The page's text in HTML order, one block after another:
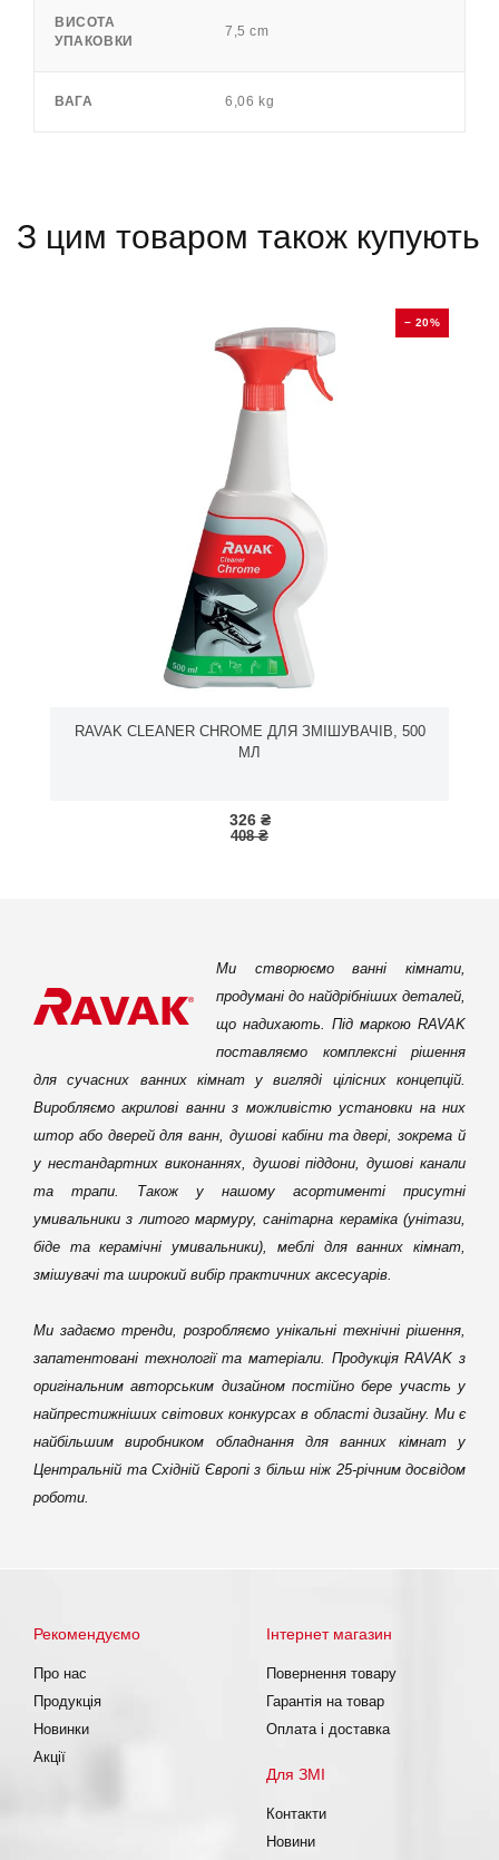
ВИСОТА
УПАКОВКИ
7,5 cm
ВАГА 6,06 kg
З цим товаром також купують
− 20%
RAVAK CLEANER CHROME ДЛЯ ЗМІШУВАЧІВ, 500
МЛ
326 ₴
408 ₴
Ми створюємо ванні кімнати,
продумані до найдрібніших деталей,
що надихають. Під маркою RAVAK
поставляємо комплексні рішення
для сучасних ванних кімнат у вигляді цілісних концепцій.
Виробляємо акрилові ванни з можливістю установки на них
штор або дверей для ванн, душові кабіни та двері, зокрема й
у нестандартних виконаннях, душові піддони, душові канали
та трапи. Також у нашому асортименті присутні
умивальники з литого мармуру, санітарна кераміка (унітази,
біде та керамічні умивальники), меблі для ванних кімнат,
змішувачі та широкий вибір практичних аксесуарів.
Ми задаємо тренди, розробляємо унікальні технічні рішення,
запатентовані технології та матеріали. Продукція RAVAK з
оригінальним авторським дизайном постійно бере участь у
найпрестижніших світових конкурсах в області дизайну. Ми є
найбільшим виробником обладнання для ванних кімнат у
Центральній та Східній Європі з більш ніж 25-річним досвідом
роботи.
Рекомендуємо
Про нас
Продукція
Новинки
Акції
Інтернет магазин
Повернення товару
Гарантія на товар
Оплата і доставка
Для ЗМІ
Контакти
Новини